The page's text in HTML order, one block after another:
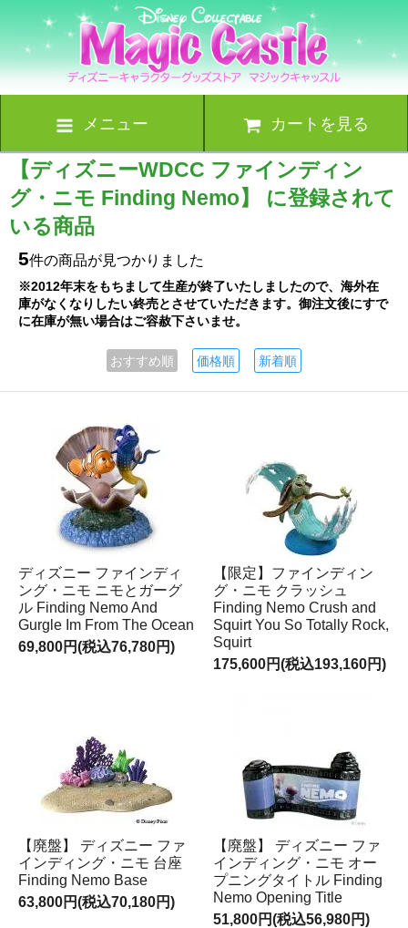
メニュー カートを見る
【ディズニーWDCC ファインディン
グ・ニモ Finding Nemo】 に登録されて
いる商品
5件の商品が見つかりました
※2012年末をもちまして生産が終了いたしましたので、海外在
庫がなくなりしたい終売とさせていただきます。御注文後にすで
に在庫が無い場合はご容赦下さいませ。
おすすめ順 価格順 新着順
ディズニー ファインディ
ング・ニモ ニモとガーグ
ル Finding Nemo And
Gurgle Im From The Ocean
69,800円(税込76,780円)
【限定】ファインディン
グ・ニモ クラッシュ
Finding Nemo Crush and
Squirt You So Totally Rock,
Squirt
175,600円(税込193,160円)
【廃盤】 ディズニー ファ
インディング・ニモ 台座
Finding Nemo Base
63,800円(税込70,180円)
【廃盤】 ディズニー ファ
インディング・ニモ オー
プニングタイトル Finding
Nemo Opening Title
51,800円(税込56,980円)